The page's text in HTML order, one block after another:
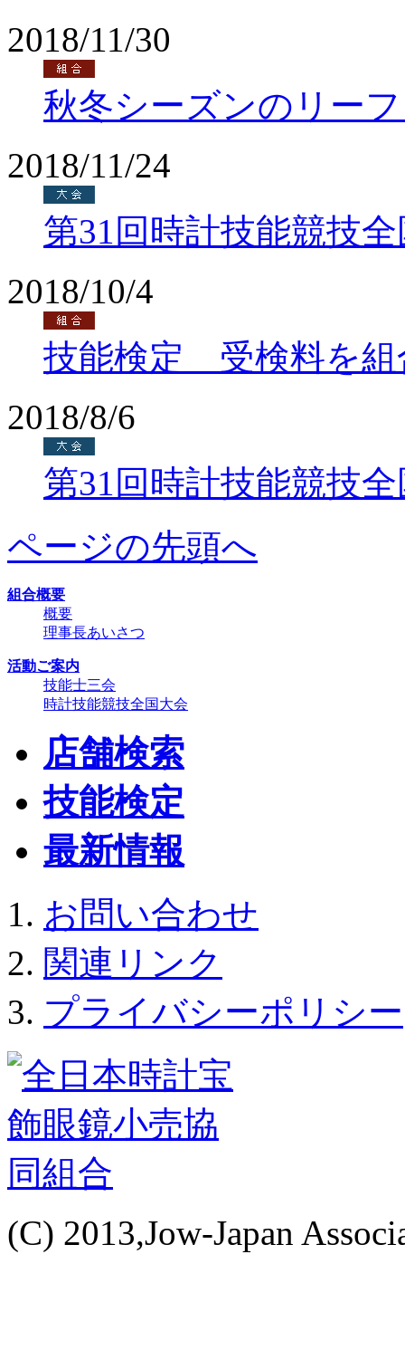
2018/11/30
秋冬シーズンのリー
2018/11/24
第31回時計技能競技
2018/10/4
技能検定 受検料を組
2018/8/6
第31回時計技能競技
ページの先頭へ
組合概要
概要
理事長あいさつ
活動ご案内
技能士三会
時計技能競技全国大会
店舗検索
技能検定
最新情報
お問い合わせ
関連リンク
プライバシーポリシー
(C) 2013,Jow-Japan